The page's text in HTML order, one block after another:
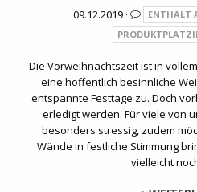
09.12.2019 ·
ENTHÄLT
Die Vorweihnachtszeit ist in
eine hoffentlich besinnliche
entspannte Festtage zu. Doch
erledigt werden. Für viele von
besonders stressig, zudem
Wände in festliche Stimmung
vielleicht